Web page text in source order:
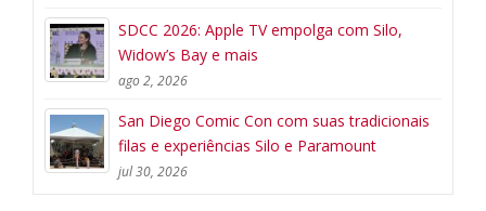
SDCC 2026: Apple TV empolga com Silo,
Widow’s Bay e mais
ago 2, 2026
San Diego Comic Con com suas tradicionais
filas e experiências Silo e Paramount
jul 30, 2026